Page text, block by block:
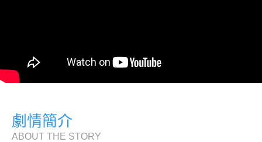
劇情簡介
ABOUT THE STORY